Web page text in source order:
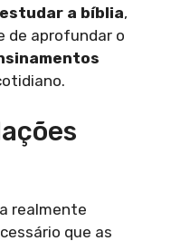
a bíblia,
de aprofundar o
realmente
que as